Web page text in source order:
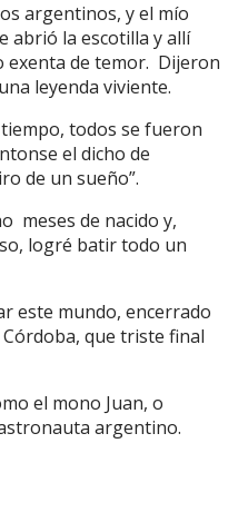
argentinos, y el mío
abrió la escotilla y allí
exenta de temor. Dijeron
leyenda viviente.
todos se fueron
el dicho de
de un sueño”.
meses de nacido y,
logré batir todo un
este mundo, encerrado
que triste final
el mono Juan, o
argentino.